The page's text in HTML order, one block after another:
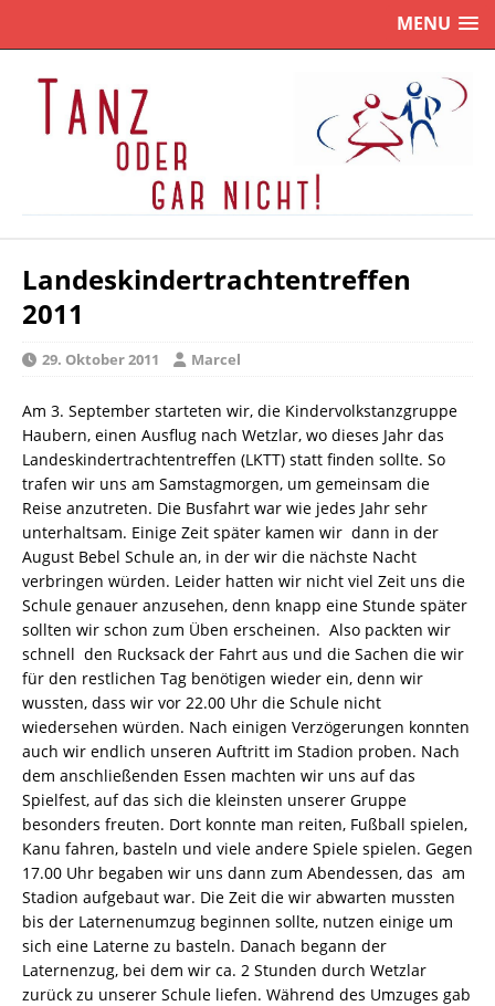
MENU
Landeskindertrachtentreffen
2011
29. Oktober 2011 Marcel
Am 3. September starteten wir, die Kindervolkstanzgruppe
Haubern, einen Ausflug nach Wetzlar, wo dieses Jahr das
Landeskindertrachtentreffen (LKTT) statt finden sollte. So
trafen wir uns am Samstagmorgen, um gemeinsam die
Reise anzutreten. Die Busfahrt war wie jedes Jahr sehr
unterhaltsam. Einige Zeit später kamen wir dann in der
August Bebel Schule an, in der wir die nächste Nacht
verbringen würden. Leider hatten wir nicht viel Zeit uns die
Schule genauer anzusehen, denn knapp eine Stunde später
sollten wir schon zum Üben erscheinen. Also packten wir
schnell den Rucksack der Fahrt aus und die Sachen die wir
für den restlichen Tag benötigen wieder ein, denn wir
wussten, dass wir vor 22.00 Uhr die Schule nicht
wiedersehen würden. Nach einigen Verzögerungen konnten
auch wir endlich unseren Auftritt im Stadion proben. Nach
dem anschließenden Essen machten wir uns auf das
Spielfest, auf das sich die kleinsten unserer Gruppe
besonders freuten. Dort konnte man reiten, Fußball spielen,
Kanu fahren, basteln und viele andere Spiele spielen. Gegen
17.00 Uhr begaben wir uns dann zum Abendessen, das am
Stadion aufgebaut war. Die Zeit die wir abwarten mussten
bis der Laternenumzug beginnen sollte, nutzen einige um
sich eine Laterne zu basteln. Danach begann der
Laternenzug, bei dem wir ca. 2 Stunden durch Wetzlar
zurück zu unserer Schule liefen. Während des Umzuges gab